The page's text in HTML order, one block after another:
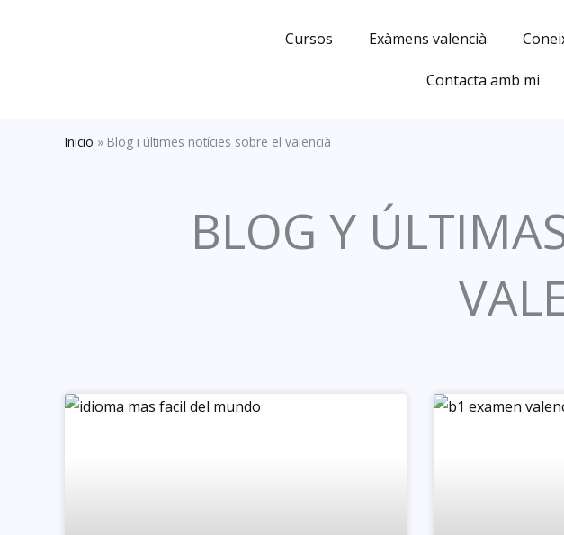
Cursos Exàmens valencià
Contacta amb mi
Inicio » Blog i últimes notícies sobre el valencià
BLOG Y